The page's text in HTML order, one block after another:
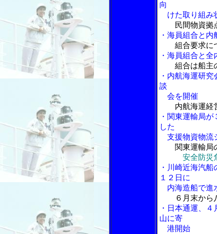
向
けた取り組み
民間物資拠
・海員組合と
組合要求に
・海員組合と
組合は船主
・内航海運研
談
会を開催
内航海運経
・関東運輸局
した
支援物資物流
関東運輸局
安全防災
・川崎近海汽
１２日に
内海造船で進
６月末から
・日本通運、
山に寄
港開始